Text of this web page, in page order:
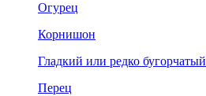
Огурец
Корнишон
Гладкий или редко бугорчатый
Перец